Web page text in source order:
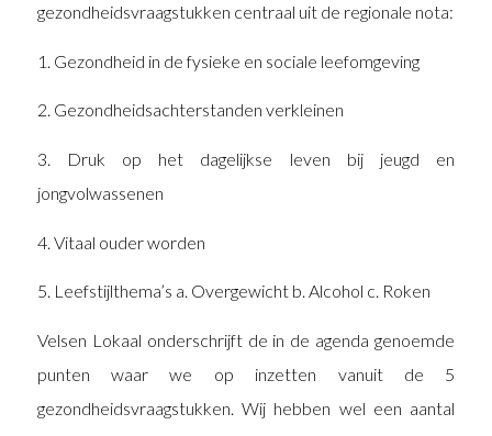
gezondheidsvraagstukken centraal uit de regionale nota:
1. Gezondheid in de fysieke en sociale leefomgeving
2. Gezondheidsachterstanden verkleinen
3. Druk op het dagelijkse leven bij jeugd en
jongvolwassenen
4. Vitaal ouder worden
5. Leefstijlthema’s a. Overgewicht b. Alcohol c. Roken
Velsen Lokaal onderschrijft de in de agenda genoemde
punten waar we op inzetten vanuit de 5
gezondheidsvraagstukken. Wij hebben wel een aantal